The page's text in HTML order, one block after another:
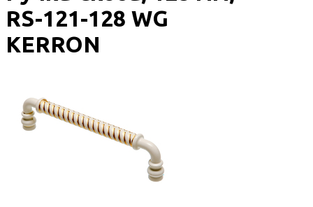
RS-121-128 WG
KERRON